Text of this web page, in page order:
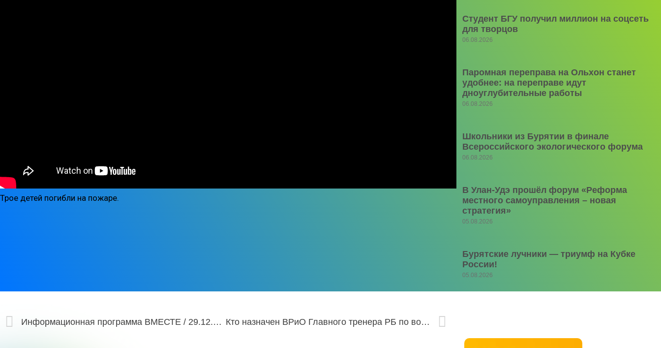
Трое детей погибли на пожаре.
Студент БГУ получил миллион на соцсеть
для творцов
06.08.2026
Паромная переправа на Ольхон станет
удобнее: на переправе идут
дноуглубительные работы
06.08.2026
Школьники из Бурятии в финале
Всероссийского экологического форума
06.08.2026
В Улан-Удэ прошёл форум «Реформа
местного самоуправления – новая
стратегия»
05.08.2026
Бурятские лучники — триумф на Кубке
России!
05.08.2026
Информационная программа ВМЕСТЕ / 29.12.2022 Кто назначен ВРиО Главного тренера РБ по вольной борьбе?